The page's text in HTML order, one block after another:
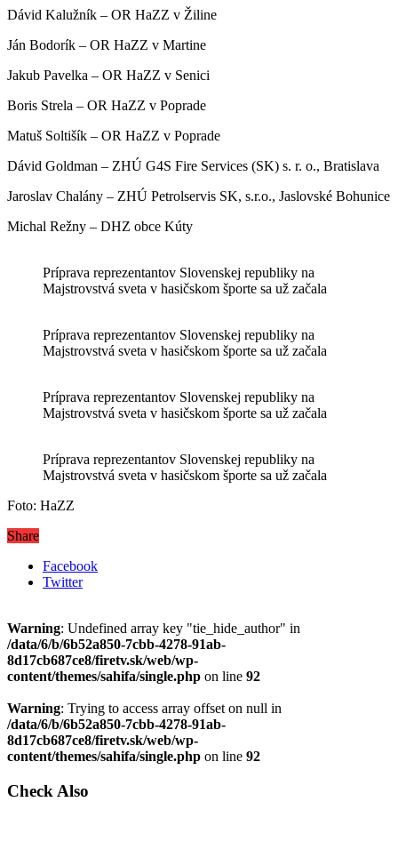
Dávid Kalužník – OR HaZZ v Žiline
Ján Bodorík – OR HaZZ v Martine
Jakub Pavelka – OR HaZZ v Senici
Boris Strela – OR HaZZ v Poprade
Matuš Soltišík – OR HaZZ v Poprade
Dávid Goldman – ZHÚ G4S Fire Services (SK) s. r. o., Bratislava
Jaroslav Chalány – ZHÚ Petrolservis SK, s.r.o., Jaslovské Bohunice
Michal Režny – DHZ obce Kúty
Príprava reprezentantov Slovenskej republiky na
Majstrovstvá sveta v hasičskom športe sa už začala
Príprava reprezentantov Slovenskej republiky na
Majstrovstvá sveta v hasičskom športe sa už začala
Príprava reprezentantov Slovenskej republiky na
Majstrovstvá sveta v hasičskom športe sa už začala
Príprava reprezentantov Slovenskej republiky na
Majstrovstvá sveta v hasičskom športe sa už začala
Foto: HaZZ
Share
Facebook
Twitter
Warning: Undefined array key "tie_hide_author" in
/data/6/b/6b52a850-7cbb-4278-91ab-
8d17cb687ce8/firetv.sk/web/wp-
content/themes/sahifa/single.php on line 92
Warning: Trying to access array offset on null in
/data/6/b/6b52a850-7cbb-4278-91ab-
8d17cb687ce8/firetv.sk/web/wp-
content/themes/sahifa/single.php on line 92
Check Also